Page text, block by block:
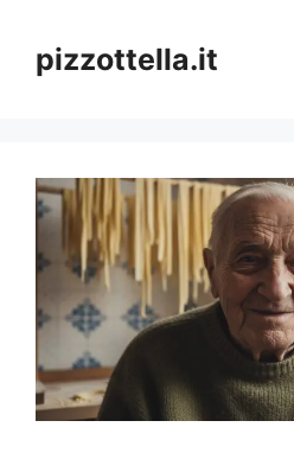
contenuto
pizzottella.it